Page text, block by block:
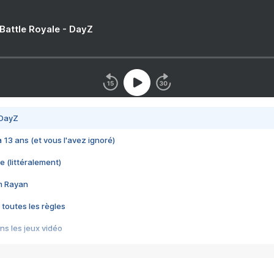
Royale - DayZ
13 ans (et vous l'avez ignoré)
(littéralement)
Rayan
toutes les règles
les jeux vidéo